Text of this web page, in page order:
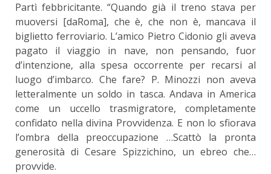
Partì febbricitante. “Quando già il treno stava per
muoversi [daRoma], che è, che non è, mancava il
biglietto ferroviario. L’amico Pietro Cidonio gli aveva
pagato il viaggio in nave, non pensando, fuor
d’intenzione, alla spesa occorrente per recarsi al
luogo d’imbarco. Che fare? P. Minozzi non aveva
letteralmente un soldo in tasca. Andava in America
come un uccello trasmigratore, completamente
confidato nella divina Provvidenza. E non lo sfiorava
l’ombra della preoccupazione …Scattò la pronta
generosità di Cesare Spizzichino, un ebreo che…
provvide.